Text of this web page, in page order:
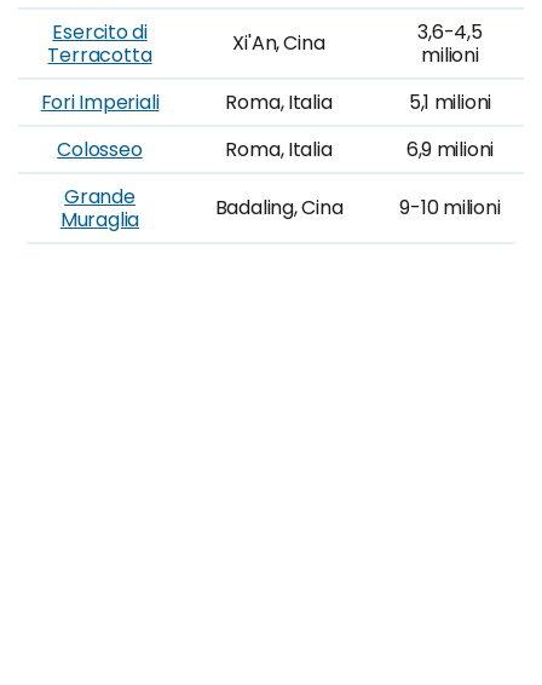
Esercito di
Terracotta
Xi'An, Cina
3,6-4,5
milioni
Fori Imperiali
Roma, Italia
5,1 milioni
Colosseo
Roma, Italia
6,9 milioni
Grande
Muraglia
Badaling, Cina 9-10 milioni